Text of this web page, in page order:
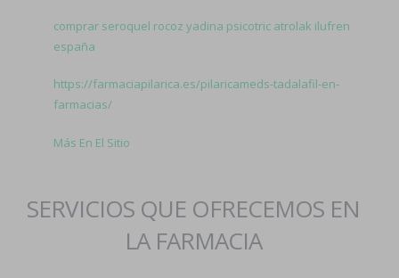
comprar seroquel rocoz yadina psicotric atrolak ilufren
españa
https://farmaciapilarica.es/pilaricameds-tadalafil-en-
farmacias/
Más En El Sitio
SERVICIOS QUE OFRECEMOS EN
LA FARMACIA